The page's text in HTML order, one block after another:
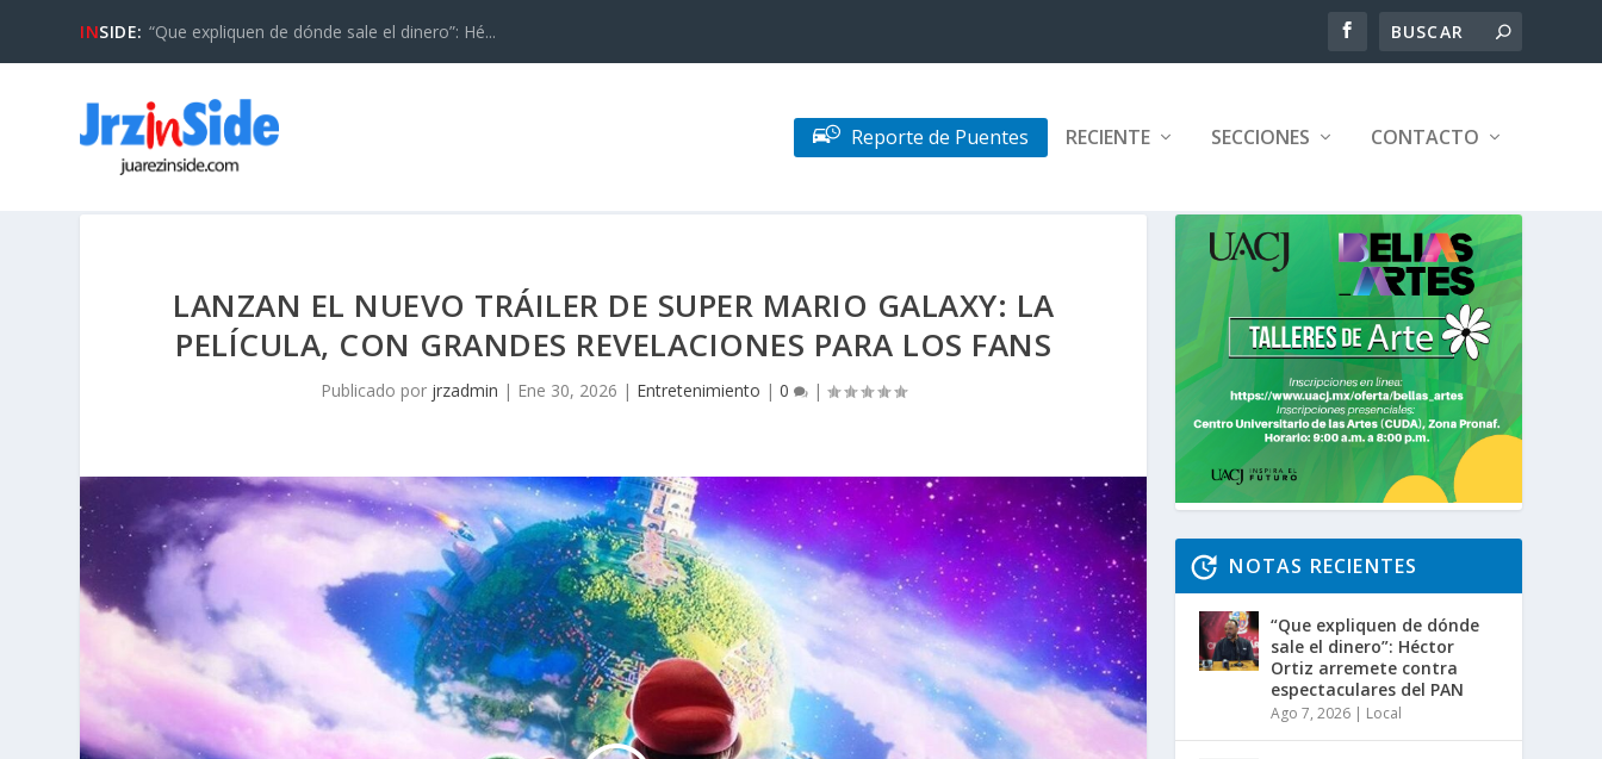
INSIDE: “Que expliquen de dónde sale el dinero”: Hé...
Reporte de Puentes RECIENTE SECCIONES CONTACTO
LANZAN EL NUEVO TRÁILER DE SUPER MARIO GALAXY: LA
PELÍCULA, CON GRANDES REVELACIONES PARA LOS FANS
Publicado por jrzadmin | Ene 30, 2026 | Entretenimiento |0 |
NOTAS RECIENTES
“Que expliquen de dónde
sale el dinero”: Héctor
Ortiz arremete contra
espectaculares del PAN
Ago 7, 2026 | Local